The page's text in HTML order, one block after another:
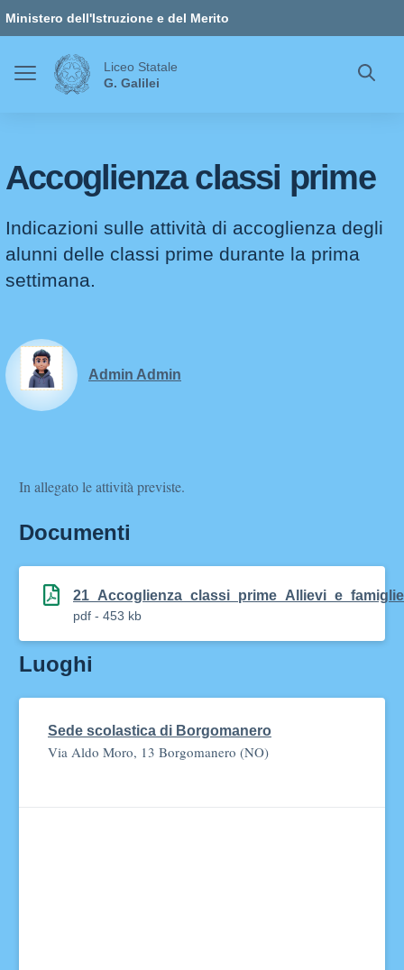
Vai ai contenuti
Vai al menu di navigazione
Vai al footer
Ministero dell'Istruzione e del Merito
Liceo Statale
G. Galilei
Accoglienza classi prime
Indicazioni sulle attività di accoglienza degli
alunni delle classi prime durante la prima
settimana.
Admin Admin
In allegato le attività previste.
Documenti
21_Accoglienza_classi_prime_Allievi_e_famiglie
pdf - 453 kb
Luoghi
Sede scolastica di Borgomanero
Via Aldo Moro, 13 Borgomanero (NO)